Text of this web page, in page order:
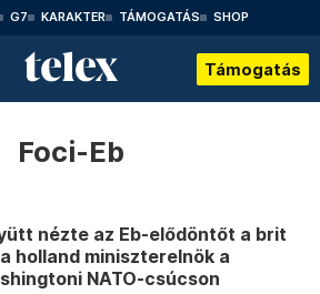
G7 KARAKTER TÁMOGATÁS SHOP
Támogatás
Foci-Eb
nézte az Eb-elődöntőt a brit
holland miniszterelnök a
NATO-csúcson